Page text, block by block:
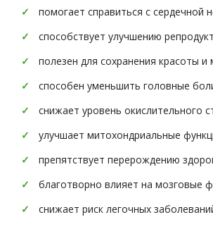
помогает справиться с сердечной
способствует улучшению
полезен для сохранения красоты
способен уменьшить головные
снижает уровень окислительного
улучшает митохондриальные
препятствует перерождению
благотворно влияет на мозговые
снижает риск легочных